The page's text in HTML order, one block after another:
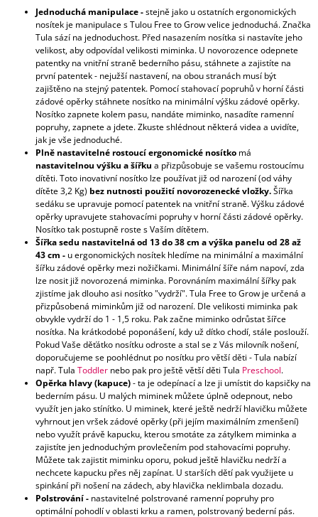
Jednoduchá manipulace -stejně jako u ostatních ergonomických
nosítek je manipulace s Tulou Free to Grow velice jednoduchá. Značka
Tula sází na jednoduchost. Před nasazením nosítka si nastavíte jeho
velikost, aby odpovídal velikosti miminka. U novorozence odepnete
patentky na vnitřní straně bederního pásu, stáhnete a zajistíte na
první patentek - nejužší nastavení, na obou stranách musí být
zajištěno na stejný patentek. Pomocí stahovací popruhů v horní části
zádové opěrky stáhnete nosítko na minimální výšku zádové opěrky.
Nosítko zapnete kolem pasu, nandáte miminko, nasadíte ramenní
popruhy, zapnete a jdete. Zkuste shlédnout některá videa a uvidíte,
jak je vše jednoduché.
Plně nastavitelné rostoucí ergonomické nosítko má
nastavitelnou výšku a šířku a přizpůsobuje se vašemu rostoucímu
dítěti. Toto inovativní nosítko lze používat již od narození (od váhy
dítěte 3,2 Kg) bez nutnosti použití novorozenecké vložky.Šířka
sedáku se upravuje pomocí patentek na vnitřní straně. Výšku zádové
opěrky upravujete stahovacími popruhy v horní části zádové opěrky.
Nosítko tak postupně roste s Vaším dítětem.
Šířka sedu nastavitelná od 13 do 38 cm a výška panelu od 28 až
43 cm - u ergonomických nosítek hledíme na minimální a maximální
šířku zádové opěrky mezi nožičkami. Minimální šíře nám napoví, zda
lze nosit již novorozená miminka. Porovnáním maximální šířky pak
zjistíme jak dlouho asi nosítko "vydrží". Tula Free to Grow je určená a
přizpůsobená miminkům již od narození. Dle velikosti miminka pak
obvykle vydrží do 1 - 1,5 roku. Pak začne miminko odrůstat šířce
nosítka. Na krátkodobé poponášení, kdy už dítko chodí, stále poslouží.
Pokud Vaše děťátko nosítku odroste a stal se z Vás milovník nošení,
doporučujeme se poohlédnut po nosítku pro větší děti - Tula nabízí
např. Tula Toddler nebo pak pro ještě větší děti Tula Preschool.
Opěrka hlavy (kapuce)- ta je odepínací a lze ji umístit do kapsičky na
bederním pásu. U malých miminek můžete úplně odepnout, nebo
využít jen jako stínítko. U miminek, které ještě nedrží hlavičku můžete
vyhrnout jen vršek zádové opěrky (při jejím maximálním zmenšení)
nebo využít právě kapucku, kterou smotáte za zátylkem miminka a
zajistíte jen jednoduchým provlečením pod stahovacími popruhy.
Můžete tak zajistit miminku oporu, pokud ještě hlavičku nedrží a
nechcete kapucku přes něj zapínat. U starších dětí pak využijete u
spinkání při nošení na zádech, aby hlavička neklimbala dozadu.
Polstrování - nastavitelné polstrované ramenní popruhy pro
optimální pohodlí v oblasti krku a ramen, polstrovaný bederní pás.